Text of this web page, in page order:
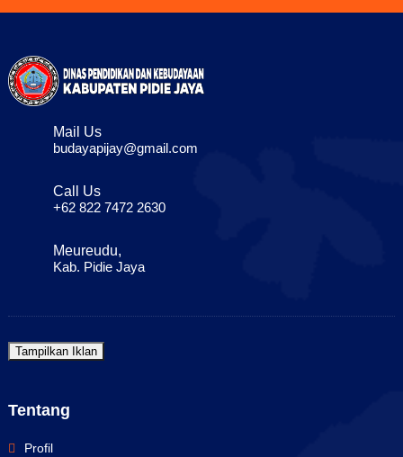
Mail Us
budayapijay@gmail.com
Call Us
+62 822 7472 2630
Meureudu,
Kab. Pidie Jaya
Tampilkan Iklan
Tentang
Profil